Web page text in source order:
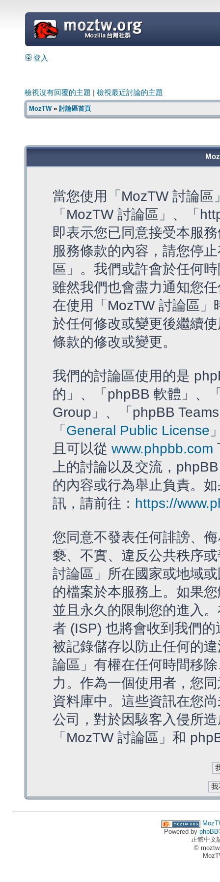
=
登入
檢視沒有回覆的主題 檢視最近討論的主題
MozTW» 討論區首頁
當您使用「MozTW 討論
「MozTW 討論區」、「
即表示您已同意接受本服
服務條款的內容，請您停
區」。我們或許會於任何
雖然我們也會盡力通知您
在使用「MozTW 討論區
於任何修改或變更後繼續
條款的修改或變更。
我們的討論區使用的是
的」、「phpBB 軟體」、
Group」、「phpBB
「 General Public License
且可以從 www.phpbb.com
上的討論以及交流，
的內容或行為舉止負責。
訊，請前往： https://
您同意不發表任何誹謗、
褻、不實、違反公共秩序
討論區」所在國家或地域
的檔案於本服務上。如果
並且永久的限制您的進入
者 (ISP) 也將會收到我們
被記錄儲存以防止任何的
論區」有權在任何時間移
力。作為一個使用者，您
資料庫中。這些資訊在您
公司，對於因駭客入侵所
「MozTW 討論區」和
Powered by phpBB
正體中文
©